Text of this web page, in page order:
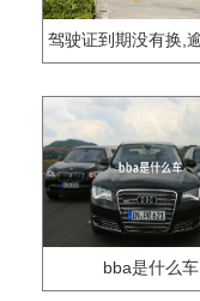
bba是什么车